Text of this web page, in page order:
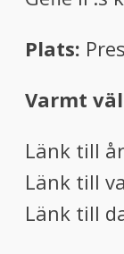
Plats:
Varmt
Länk till
Länk till
Länk till